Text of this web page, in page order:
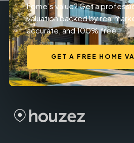
home’s value? Get a
valuation backed by real
accurate, and 100% free.
GET A FREE HOME